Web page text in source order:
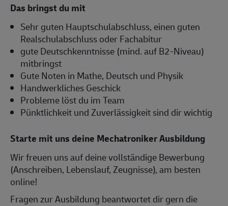
Das bringst du mit
Sehr guten Hauptschulabschluss, einen guten
Realschulabschluss oder Fachabitur
gute Deutschkenntnisse (mind. auf B2-Niveau)
mitbringst
Gute Noten in Mathe, Deutsch und Physik
Handwerkliches Geschick
Probleme löst du im Team
Pünktlichkeit und Zuverlässigkeit sind dir wichtig
Starte mit uns deine Mechatroniker Ausbildung
Wir freuen uns auf deine vollständige Bewerbung
(Anschreiben, Lebenslauf, Zeugnisse), am besten
online!
Fragen zur Ausbildung beantwortet dir gern die